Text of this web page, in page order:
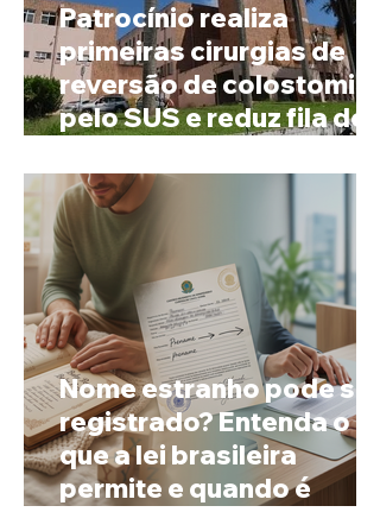
Patrocínio realiza
primeiras cirurgias de
reversão de colostomia
pelo SUS e reduz fila de
Nome estranho pode ser
registrado? Entenda o
que a lei brasileira
permite e quando é